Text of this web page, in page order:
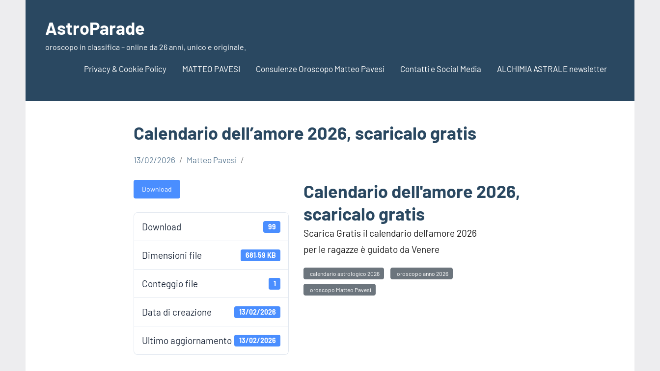
contenutoAstroParade
oroscopo in classifica – online da 26 anni, unico e originale.
Privacy & Cookie Policy MATTEO PAVESI Consulenze Oroscopo Matteo Pavesi Contatti e Social Media ALCHIMIA ASTRALE newsletter
Calendario dell’amore 2026, scaricalo gratis
13/02/2026 Matteo Pavesi
Download
Download 99
Dimensioni file 681.59 KB
Conteggio file 1
Data di creazione 13/02/2026
Ultimo aggiornamento 13/02/2026
Calendario dell'amore 2026,
scaricalo gratis
Scarica Gratis il calendario dell'amore 2026
per le ragazze è guidato da Venere
calendario astrologico 2026 oroscopo anno 2026
oroscopo Matteo Pavesi